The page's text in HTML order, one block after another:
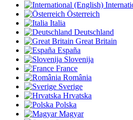
Österreich
Italia
Deutschland
Great Britain
España
Slovenija
France
România
Sverige
Hrvatska
Polska
Magyar